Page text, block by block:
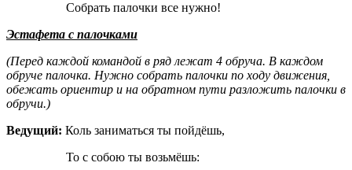
Собрать палочки все нужно!
Эстафета с палочками
(Перед каждой командой в ряд лежат 4 обруча. В каждом
обруче палочка. Нужно собрать палочки по ходу движения,
обежать ориентир и на обратном пути разложить палочки в
обручи.)
Ведущий: Коль заниматься ты пойдёшь,
То с собою ты возьмёшь: